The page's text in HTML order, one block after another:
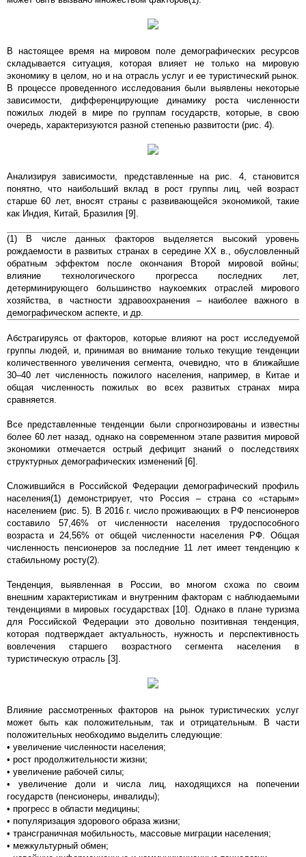
В настоящее время на мировом поле демографических ресурсов
складывается ситуация, которая влияет не только на мировую
экономику в целом, но и на отрасль услуг и ее туристический рынок.
В процессе проведенного исследования были выявлены некоторые
зависимости, дифференцирующие динамику роста численности
пожилых людей в мире по группам государств, которые, в свою
очередь, характеризуются разной степенью развитости (рис. 4).
Анализируя зависимости, представленные на рис. 4, становится
понятно, что наибольший вклад в рост группы лиц, чей возраст
старше 60 лет, вносят страны с развивающейся экономикой, такие
как Индия, Китай, Бразилия [9].
(1) В числе данных факторов выделяется высокий уровень
рождаемости в развитых странах в середине ХХ в., обусловленный
обратным эффектом после окончания Второй мировой войны;
влияние технологического прогресса последних лет,
детерминирующего большинство наукоемких отраслей мирового
хозяйства, в частности здравоохранения – наиболее важного в
демографическом аспекте, и др.
Абстрагируясь от факторов, которые влияют на рост исследуемой
группы людей, и, принимая во внимание только текущие тенденции
количественного увеличения сегмента, очевидно, что в ближайшие
30–40 лет численность пожилого населения, например, в Китае и
общая численность пожилых во всех развитых странах мира
сравняется.
Все представленные тенденции были спрогнозированы и известны
более 60 лет назад, однако на современном этапе развития мировой
экономики отмечается острый дефицит знаний о последствиях
структурных демографических изменений [6].
Сложившийся в Российской Федерации демографический профиль
населения(1) демонстрирует, что Россия – страна со «старым»
населением (рис. 5). В 2016 г. число проживающих в РФ пенсионеров
составило 57,46% от численности населения трудоспособного
возраста и 24,56% от общей численности населения РФ. Общая
численность пенсионеров за последние 11 лет имеет тенденцию к
стабильному росту(2).
Тенденция, выявленная в России, во многом схожа по своим
внешним характеристикам и внутренним факторам с наблюдаемыми
тенденциями в мировых государствах [10]. Однако в плане туризма
для Российской Федерации это довольно позитивная тенденция,
которая подтверждает актуальность, нужность и перспективность
вовлечения старшего возрастного сегмента населения в
туристическую отрасль [3].
Влияние рассмотренных факторов на рынок туристических услуг
может быть как положительным, так и отрицательным. В части
положительных необходимо выделить следующие:
• увеличение численности населения;
• рост продолжительности жизни;
• увеличение рабочей силы;
• увеличение доли и числа лиц, находящихся на попечении
государств (пенсионеры, инвалиды);
• прогресс в области медицины;
• популяризация здорового образа жизни;
• трансграничная мобильность, массовые миграции населения;
• межкультурный обмен;